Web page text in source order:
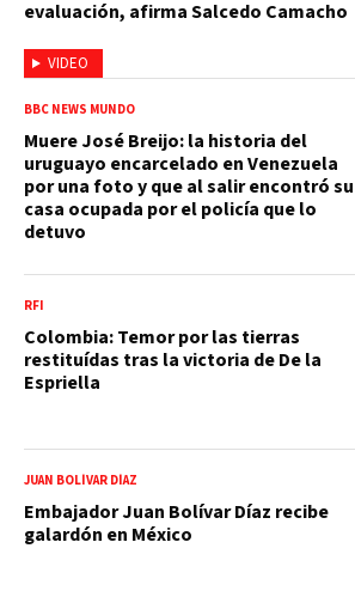
VIDEO
evaluación, afirma Salcedo Camacho
BBC NEWS MUNDO
Muere José Breijo: la historia del
uruguayo encarcelado en Venezuela
por una foto y que al salir encontró su
casa ocupada por el policía que lo
detuvo
RFI
Colombia: Temor por las tierras
restituídas tras la victoria de De la
Espriella
JUAN BOLÍVAR DÍAZ
Embajador Juan Bolívar Díaz recibe
galardón en México